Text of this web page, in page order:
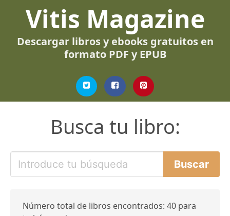
Vitis Magazine
Descargar libros y ebooks gratuitos en
formato PDF y EPUB
Busca tu libro:
Número total de libros encontrados: 40 para